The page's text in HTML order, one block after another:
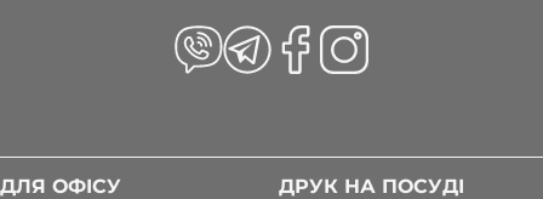
ДЛЯ ОФІСУ ДРУК НА ПОСУДІ